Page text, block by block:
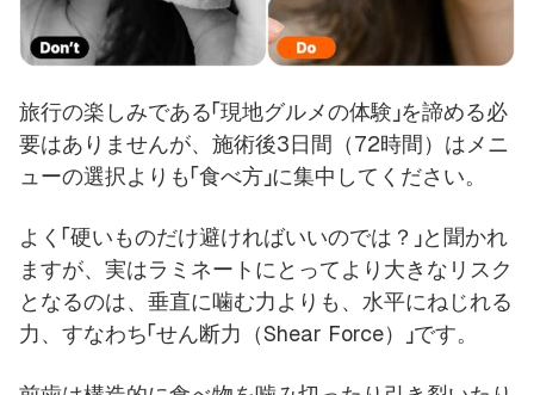
旅行の楽しみである「現地グルメの体験」を諦める必
要はありませんが、施術後3日間（72時間）はメニ
ューの選択よりも「食べ方」に集中してください。
よく「硬いものだけ避ければいいのでは？」と聞かれ
ますが、実はラミネートにとってより大きなリスク
となるのは、垂直に噛む力よりも、水平にねじれる
力、すなわち「せん断力（Shear Force）」です。